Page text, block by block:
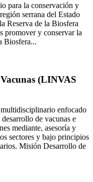
para la conservación y
serrana del Estado
Reserva de la Biosfera
promover y conservar la
Biosfera...
(LINVAS
enfocado
de vacunas e
mediante, asesoría y
sectores y bajo principios
Misión Desarrollo de